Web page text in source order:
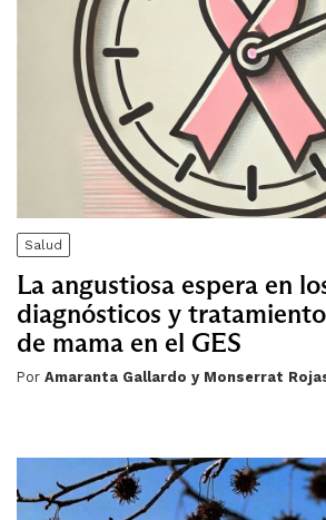
Salud
La angustiosa espera en
diagnósticos y
de mama en el GES
Por Amaranta Gallardo y Monserrat